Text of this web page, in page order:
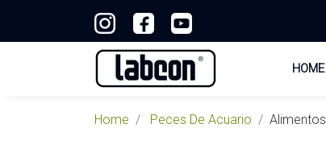
HOME
Home Peces De Acuario Alimentos